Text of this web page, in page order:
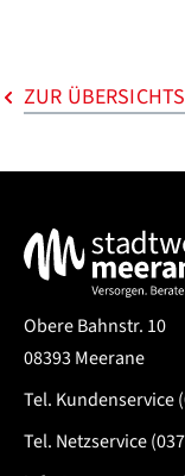
ZUR
Service &
Obere Bahnstr. 10
08393 Meerane
Tel. Kundenservice
Tel. Netzservice